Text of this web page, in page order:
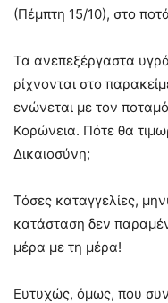
(Πέμπτη 15/10), στο
Τα ανεπεξέργαστα
ρίχνονται στο
ενώνεται με τον
Κορώνεια. Πότε θα
Δικαιοσύνη;
Τόσες καταγγελίες,
κατάσταση δεν
μέρα με τη μέρα!
Ευτυχώς, όμως, που